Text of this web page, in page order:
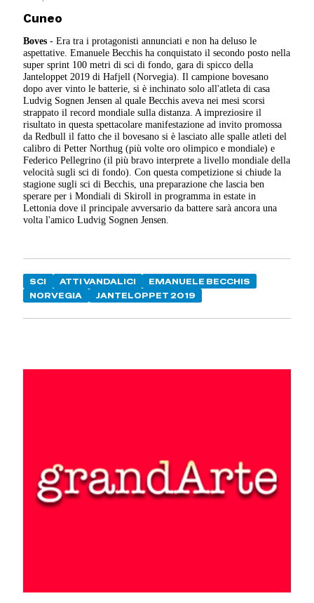
Cuneo
Boves - Era tra i protagonisti annunciati e non ha deluso le
aspettative. Emanuele Becchis ha conquistato il secondo posto nella
super sprint 100 metri di sci di fondo, gara di spicco della
Janteloppet 2019 di Hafjell (Norvegia). Il campione bovesano
dopo aver vinto le batterie, si è inchinato solo all'atleta di casa
Ludvig Sognen Jensen al quale Becchis aveva nei mesi scorsi
strappato il record mondiale sulla distanza. A impreziosire il
risultato in questa spettacolare manifestazione ad invito promossa
da Redbull il fatto che il bovesano si è lasciato alle spalle atleti del
calibro di Petter Northug (più volte oro olimpico e mondiale) e
Federico Pellegrino (il più bravo interprete a livello mondiale della
velocità sugli sci di fondo). Con questa competizione si chiude la
stagione sugli sci di Becchis, una preparazione che lascia ben
sperare per i Mondiali di Skiroll in programma in estate in
Lettonia dove il principale avversario da battere sarà ancora una
volta l'amico Ludvig Sognen Jensen.
SCI ATTI VANDALICI
EMANUELE BECCHIS
NORVEGIA
JANTELOPPET 2019